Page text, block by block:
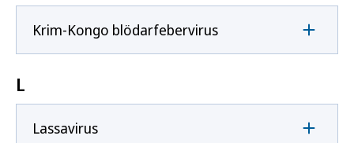
Krim-Kongo blödarfebervirus
L
Lassavirus